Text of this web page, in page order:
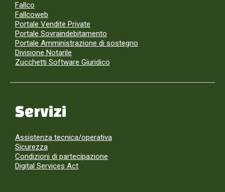
Fallco
Fallcoweb
Portale Vendite Private
Portale Sovraindebitamento
Portale Amministrazione di sostegno
Divisione Notarile
Zucchetti Software Giuridico
Servizi
Assistenza tecnica/operativa
Sicurezza
Condizioni di partecipazione
Digital Services Act